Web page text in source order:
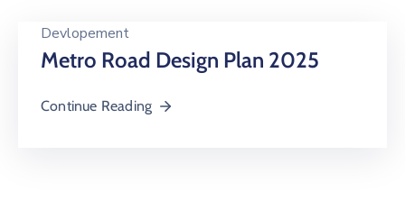
Devlopement
Metro Road Design Plan 2025
Continue Reading